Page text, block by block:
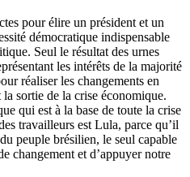
pour élire un président et un
démocratique indispensable
Seul le résultat des urnes
les intérêts de la majorité
réaliser les changements en
sortie de la crise économique.
qui est à la base de toute la crise
travailleurs est Lula, parce qu’il
peuple brésilien, le seul capable
changement et d’appuyer notre